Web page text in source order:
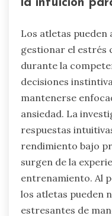
La práctica regular
estrés de manera
rendimiento
¿Cómo
la intuición
Los atletas
gestionar el estrés
durante la
decisiones
mantenerse